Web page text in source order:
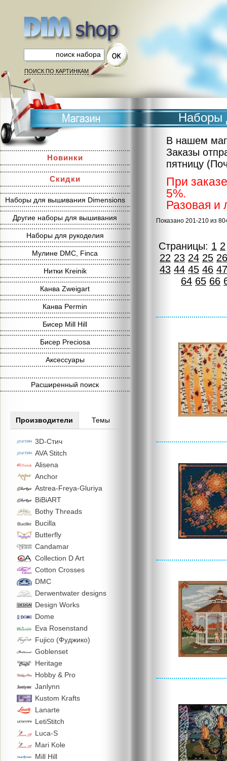
ПОИСК ПО КАРТИНКАМ
Новинки
Скидки
Наборы для вышивания Dimensions
Другие наборы для вышивания
Наборы для рукоделия
Мулине DMC, Finca
Нитки Kreinik
Канва Zweigart
Канва Permin
Бисер Mill Hill
Бисер Preciosa
Аксессуары
Расширенный поиск
Производители Темы
3D-Стич
AVA Stitch
Alisena
Anchor
Astrea-Freya-Gluriya
BiBiART
Bothy Threads
Bucilla
Butterfly
Candamar
Collection D Art
Cotton Crosses
DMC
Derwentwater designs
Design Works
Dome
Eva Rosenstand
Fujico (Фуджико)
Goblenset
Heritage
Hobby & Pro
Janlynn
Kustom Krafts
Lanarte
LetiStitch
Luca-S
Mari Kole
Mill Hill
Наборы
В нашем
Заказы
пятницу
При
5%.
Разовая и
Показано 201-210 из
Страницы: 1 2
22 23 24 25 26
43 44 45 46 47
64 65 66